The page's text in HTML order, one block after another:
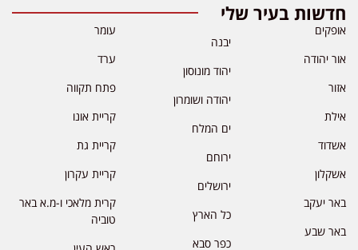
חדשות בעיר שלי
אופקים
אור יהודה
אזור
אילת
אשדוד
אשקלון
באר יעקב
באר שבע
יבנה
יהוד מונוסון
יהודה ושומרון
ים המלח
ירוחם
ירושלים
כל הארץ
כפר סבא
עומר
ערד
פתח תקווה
קריית אונו
קריית גת
קריית עקרון
קרית מלאכי ו-מ.א באר
טוביה